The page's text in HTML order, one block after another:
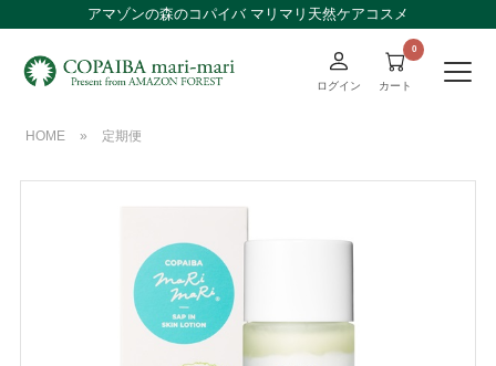
アマゾンの森のコパイバ マリマリ天然ケアコスメ
ログイン カート
HOME » 定期便